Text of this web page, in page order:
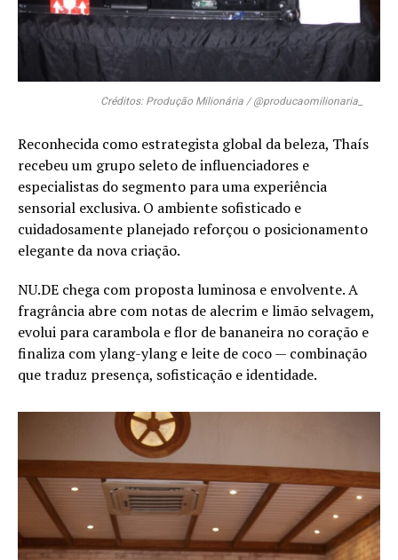
Créditos: Produção Milionária / @producaomilionaria_
Reconhecida como estrategista global da beleza, Thaís
recebeu um grupo seleto de influenciadores e
especialistas do segmento para uma experiência
sensorial exclusiva. O ambiente sofisticado e
cuidadosamente planejado reforçou o posicionamento
elegante da nova criação.
NU.DE chega com proposta luminosa e envolvente. A
fragrância abre com notas de alecrim e limão selvagem,
evolui para carambola e flor de bananeira no coração e
finaliza com ylang-ylang e leite de coco — combinação
que traduz presença, sofisticação e identidade.